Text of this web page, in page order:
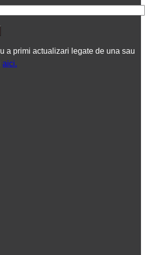
a primi actualizari legate de una sau
aici.